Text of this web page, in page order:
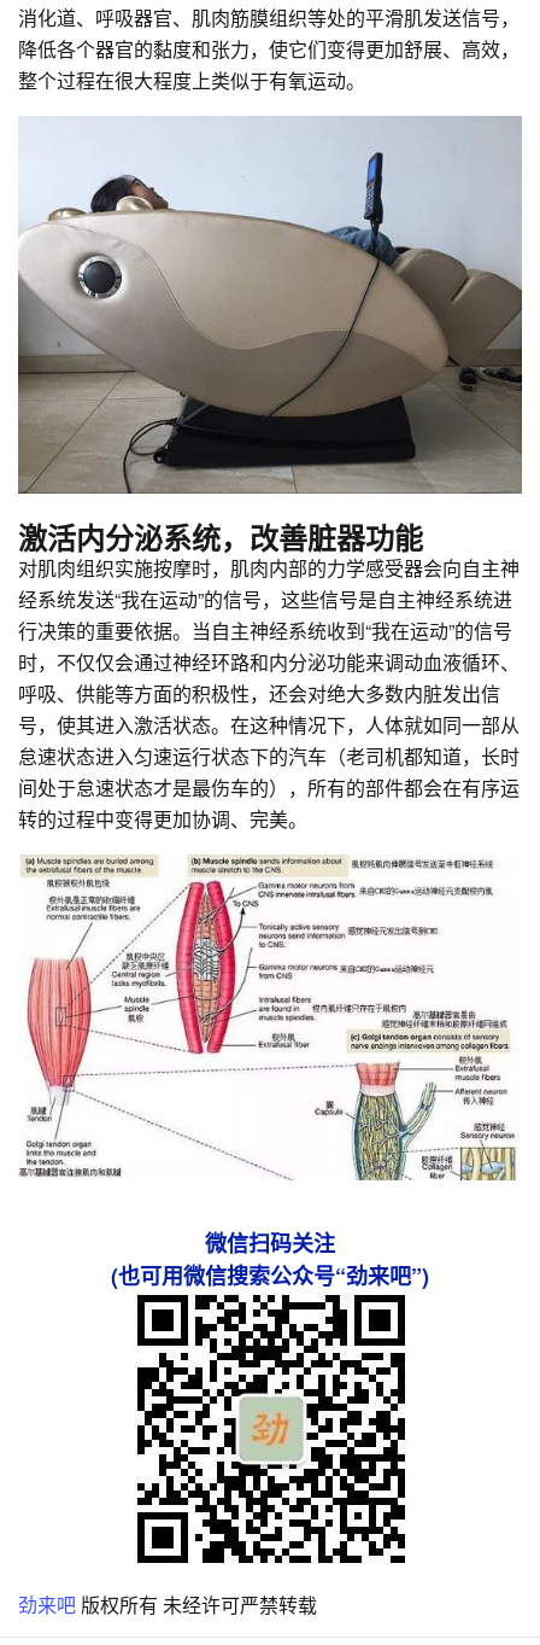
消化道、呼吸器官、肌肉筋膜组织等处的平滑肌发送信号，
降低各个器官的黏度和张力，使它们变得更加舒展、高效，
整个过程在很大程度上类似于有氧运动。
激活内分泌系统，改善脏器功能
对肌肉组织实施按摩时，肌肉内部的力学感受器会向自主神
经系统发送“我在运动”的信号，这些信号是自主神经系统进
行决策的重要依据。当自主神经系统收到“我在运动”的信号
时，不仅仅会通过神经环路和内分泌功能来调动血液循环、
呼吸、供能等方面的积极性，还会对绝大多数内脏发出信
号，使其进入激活状态。在这种情况下，人体就如同一部从
怠速状态进入匀速运行状态下的汽车（老司机都知道，长时
间处于怠速状态才是最伤车的），所有的部件都会在有序运
转的过程中变得更加协调、完美。
微信扫码关注
(也可用微信搜索公众号“劲来吧”)
劲来吧 版权所有 未经许可严禁转载